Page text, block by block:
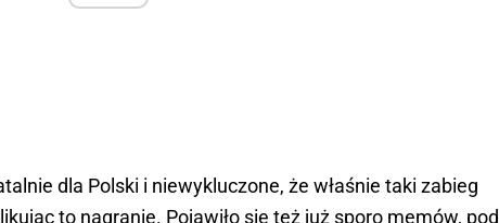
dla Polski i niewykluczone, że właśnie taki zabieg
to nagranie. Pojawiło się też już sporo memów, pod